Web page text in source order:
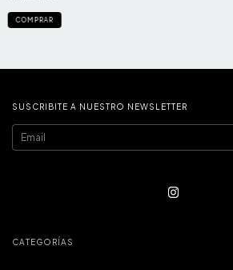
COMPRAR
SUSCRIBITE A NUESTRO NEWSLETTER
CATEGORÍAS